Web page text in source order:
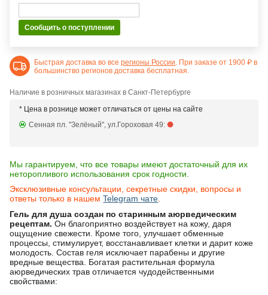
Сообщить о поступлении
Быстрая доставка во всерегионы России . При заказе от 1900 ₽ в
большинство регионов доставка бесплатная.
Наличие в розничных магазинах в Санкт-Петербурге
* Цена в рознице может отличаться от цены на сайте
Сенная пл. "Зелёный", ул.Гороховая 49:
Мы гарантируем, что все товары имеют достаточный для их
неторопливого использования срок годности.
Эксклюзивные консультации, секретные скидки, вопросы и
ответы только в нашемTelegram чате.
Гель для душа создан по старинным аюрведическим
рецептам. Он благоприятно воздействует на кожу, даря
ощущение свежести. Кроме того, улучшает обменные
процессы, стимулирует, восстанавливает клетки и дарит коже
молодость. Состав геля исключает парабены и другие
вредные вещества. Богатая растительная формула
аюрведических трав отличается чудодейственными
свойствами: